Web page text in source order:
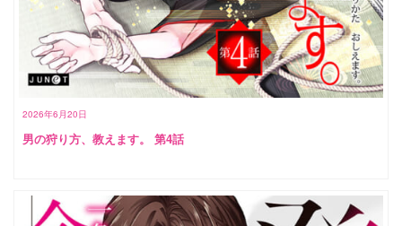
2026年6月20日
男の狩り方、教えます。 第4話